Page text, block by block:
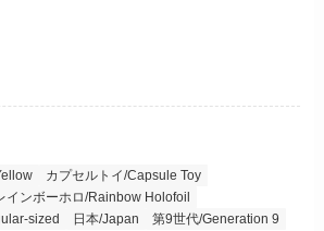
カプセルトイ/Capsule Toy
インボーホロ/Rainbow Holofoil
sized
日本/Japan 第9世代/Generation 9